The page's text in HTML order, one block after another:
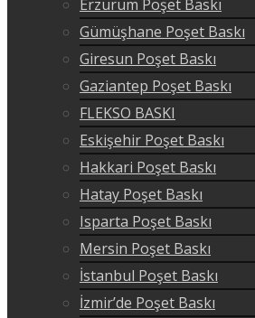
Erzurum Poşet Baskı
Gümüşhane Poşet Baskı
Giresun Poşet Baskı
Gaziantep Poşet Baskı
FLEKSO BASKI
Eskişehir Poşet Baskı
Hakkari Poşet Baskı
Hatay Poşet Baskı
Isparta Poşet Baskı
Mersin Poşet Baskı
İstanbul Poşet Baskı
İzmir’de Poşet Baskı